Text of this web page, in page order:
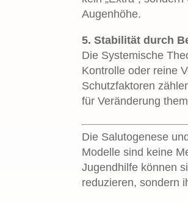
Augenhöhe.
5. Stabilität durch
Die Systemische
Kontrolle oder reine
Schutzfaktoren
für Veränderung
Die Salutogenese
Modelle sind keine
Jugendhilfe können
reduzieren, sondern